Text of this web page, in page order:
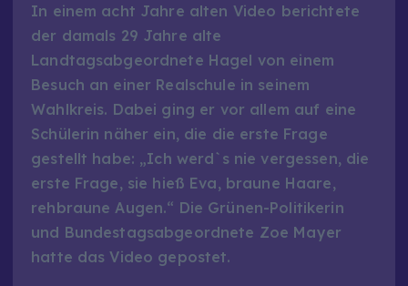
In einem acht Jahre alten Video berichtete
der damals 29 Jahre alte
Landtagsabgeordnete Hagel von einem
Besuch an einer Realschule in seinem
Wahlkreis. Dabei ging er vor allem auf eine
Schülerin näher ein, die die erste Frage
gestellt habe: „Ich werd`s nie vergessen, die
erste Frage, sie hieß Eva, braune Haare,
rehbraune Augen.“ Die Grünen-Politikerin
und Bundestagsabgeordnete Zoe Mayer
hatte das Video gepostet.